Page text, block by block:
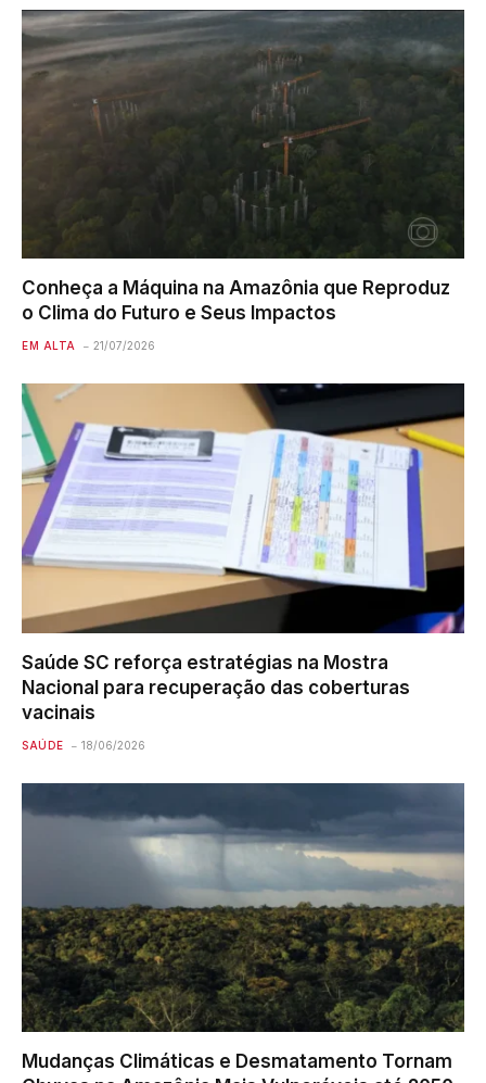
Conheça a Máquina na Amazônia que Reproduz
o Clima do Futuro e Seus Impactos
EM ALTA 21/07/2026
Saúde SC reforça estratégias na Mostra
Nacional para recuperação das coberturas
vacinais
SAÚDE 18/06/2026
Mudanças Climáticas e Desmatamento Tornam